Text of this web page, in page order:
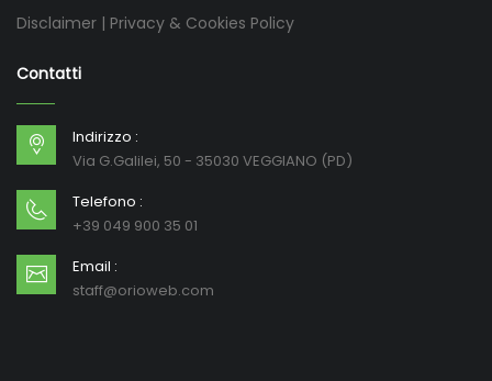
Disclaimer | Privacy & Cookies Policy
Contatti
Indirizzo :
Via G.Galilei, 50 - 35030 VEGGIANO (PD)
Telefono :
+39 049 900 35 01
Email :
staff@orioweb.com